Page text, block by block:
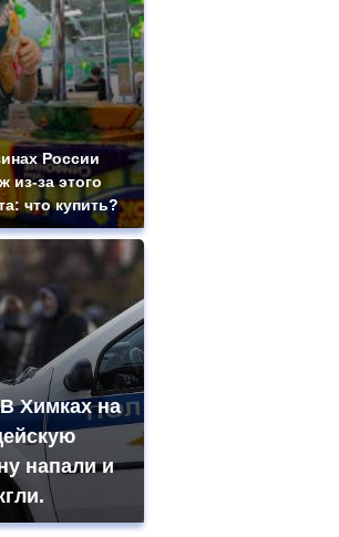
России
из-за этого
что купить?
Химках на
напали и